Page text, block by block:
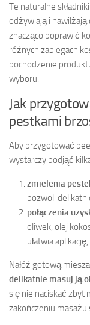
Te naturalne
odżywiają i
znacząco poprawić
różnych zabiegach
pochodzenie
wyboru.
Jak
pestkami
Aby przygotować
wystarczy podjąć
zmielenia
pozwoli
połączenia
oliwek, olej
ułatwia
Nałóż gotową
delikatnie masuj ją
się nie naciskać zbyt
zakończeniu masażu